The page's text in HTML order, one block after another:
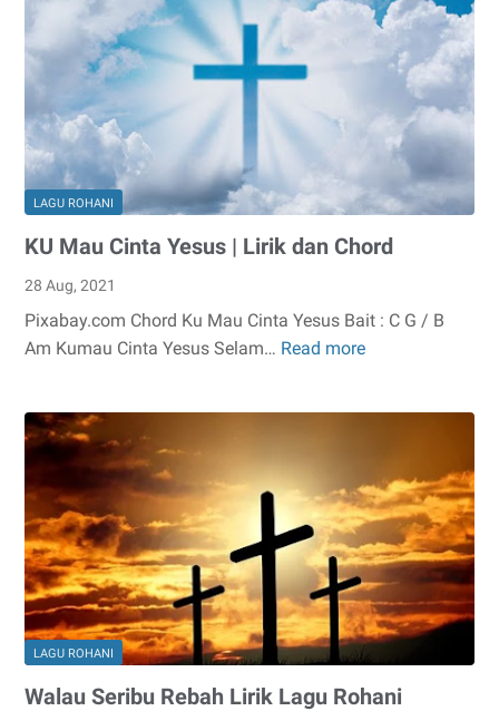
Mitha
Tahalatu
LAGU ROHANI
KU Mau Cinta Yesus | Lirik dan Chord
28 Aug, 2021
Pixabay.com Chord Ku Mau Cinta Yesus Bait : C G / B
Am Kumau Cinta Yesus Selam… Read more
Lirik
dan
Chord
LAGU ROHANI
Walau Seribu Rebah Lirik Lagu Rohani